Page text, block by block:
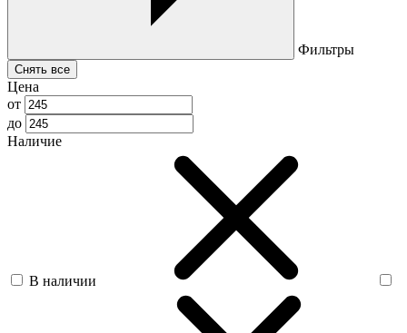
Фильтры
Снять все
Цена
от
до
Наличие
В наличии